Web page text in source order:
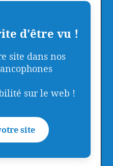
d'être vu !
site dans nos
sur le web !
site